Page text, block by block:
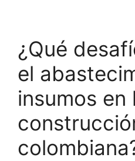
¿Qué
el
insumos en